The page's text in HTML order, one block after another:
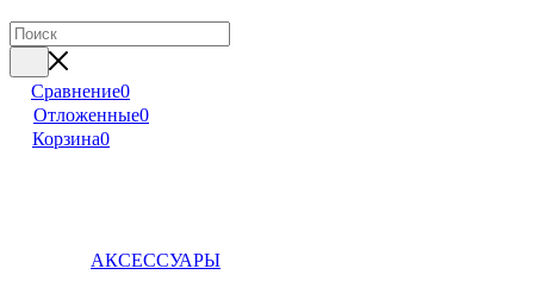
Сравнение0
Отложенные0
Корзина0
АКСЕССУАРЫ